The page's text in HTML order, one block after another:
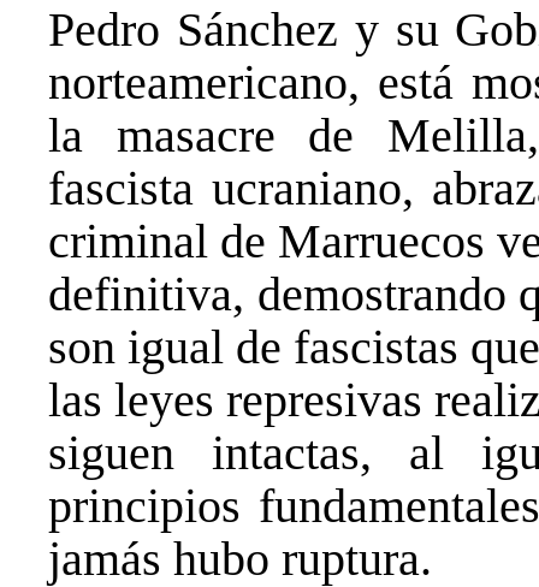
Pedro Sánchez y su
norteamericano, está
la masacre de
fascista ucraniano,
criminal de Marruecos
definitiva, demostrando
son igual de fascistas
las leyes represivas
siguen intactas, al
principios
jamás hubo ruptura.